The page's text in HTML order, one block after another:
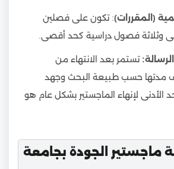
(المقررات): تكون على فصلين
وثلاثة فصول دراسية كحد أقصى.
تستمر بعد الانتهاء من
مدتها حسب طبيعة البحث وجهد
الأدنى لإنهاء الماجستير بشكل عام هو
ماجستير الجودة بجامعة